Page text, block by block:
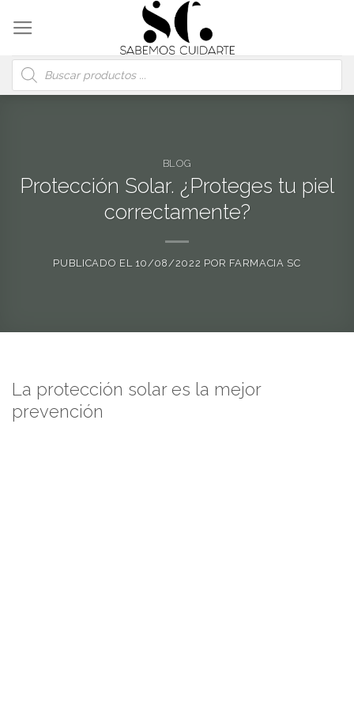
content
Búsqueda
de
productos
BLOG
Protección Solar. ¿Proteges tu piel
correctamente?
PUBLICADO EL 10/08/2022 POR FARMACIA SC
La protección solar es la mejor
prevención